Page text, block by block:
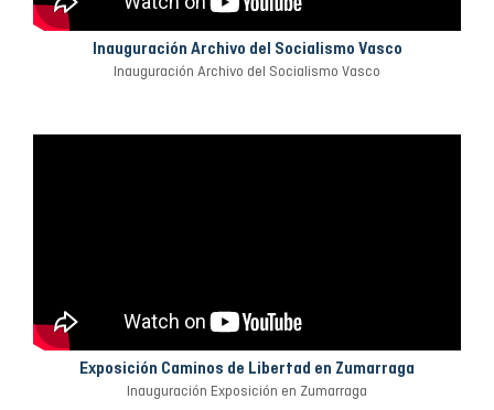
Inauguración Archivo del Socialismo Vasco
Inauguración Archivo del Socialismo Vasco
Exposición Caminos de Libertad en Zumarraga
Inauguración Exposición en Zumarraga